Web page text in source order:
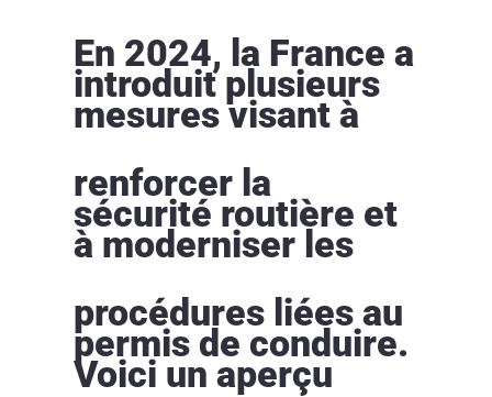
En 2024, la France a
introduit plusieurs
mesures visant à
renforcer la
sécurité routière et
à moderniser les
procédures liées au
permis de conduire.
Voici un aperçu